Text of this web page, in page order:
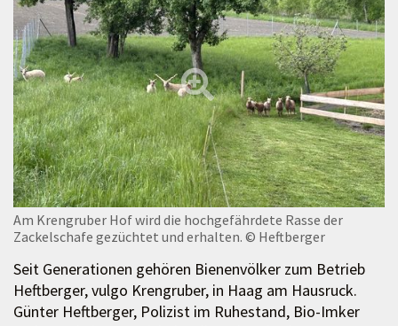
Am Krengruber Hof wird die hochgefährdete Rasse der
Zackelschafe gezüchtet und erhalten. © Heftberger
Seit Generationen gehören Bienenvölker zum Betrieb
Heftberger, vulgo Krengruber, in Haag am Hausruck.
Günter Heftberger, Polizist im Ruhestand, Bio-Imker